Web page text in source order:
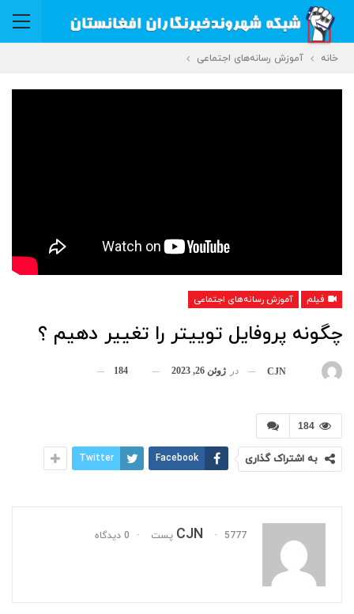
خانه آموزش رسانه‌های اجتماعی
فیلم آموزش رسانه‌های اجتماعی
چگونه پروفایل توییتر را تغییر دهیم ؟
CJN در ژوئن 26, 2023 184
184
به اشتراک گذاری Facebook
Twitter
CJN 5777 پست 0 دیدگاه